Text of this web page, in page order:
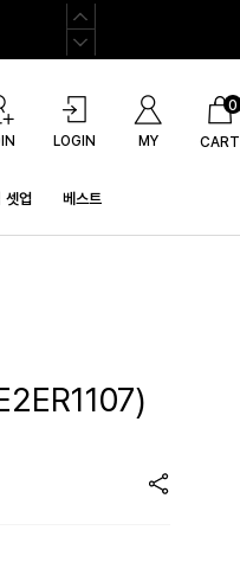
LOGIN MY CART
0
셋업 베스트